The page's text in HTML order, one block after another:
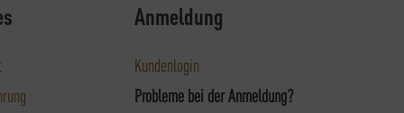
Anmeldung
Kundenlogin
Probleme bei der Anmeldung?